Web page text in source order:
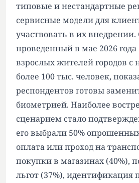
типовые и нестандартные
сервисные модели для
участвовать в их внедрении.
проведенный в мае 2026 года
взрослых жителей городов с
более 100 тыс. человек,
респондентов готовы
биометрией. Наиболее
сценарием стало
его выбрали 50%
оплата или проход на
покупки в магазинах (40%),
льгот (37%), идентификация